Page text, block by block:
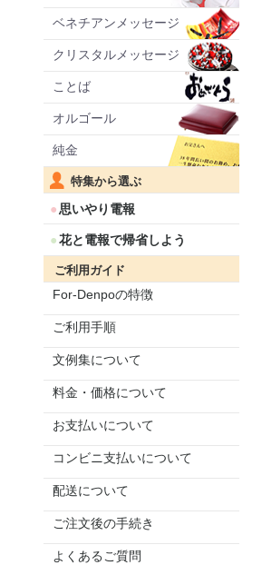
ベネチアンメッセージ
クリスタルメッセージ
ことば
オルゴール
純金
特集から選ぶ
思いやり電報
花と電報で帰省しよう
ご利用ガイド
For-Denpoの特徴
ご利用手順
文例集について
料金・価格について
お支払いについて
コンビニ支払いについて
配送について
ご注文後の手続き
よくあるご質問